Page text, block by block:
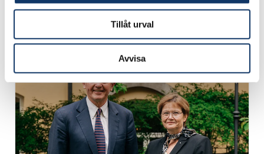
Tillåt urval
Avvisa